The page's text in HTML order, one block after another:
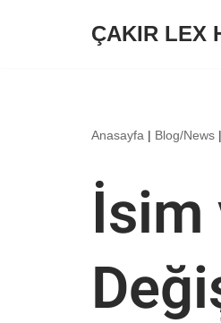
ÇAKIR LEX
Anasayfa | Blog/News |
İsim